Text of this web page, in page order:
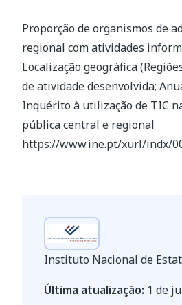
Proporção de organismos de
regional com atividades
Localização geográfica
de atividade desenvolvida;
Inquérito à utilização de TIC
pública central e regional
https://www.ine.pt/xurl/indx/
Instituto Nacional de
Última atualização: 1 de